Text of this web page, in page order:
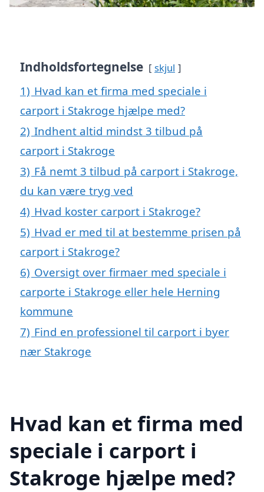
Indholdsfortegnelse skjul
1) Hvad kan et firma med speciale i
carport i Stakroge hjælpe med?
2) Indhent altid mindst 3 tilbud på
carport i Stakroge
3) Få nemt 3 tilbud på carport i Stakroge,
du kan være tryg ved
4) Hvad koster carport i Stakroge?
5) Hvad er med til at bestemme prisen på
carport i Stakroge?
6) Oversigt over firmaer med speciale i
carporte i Stakroge eller hele Herning
kommune
7) Find en professionel til carport i byer
nær Stakroge
Hvad kan et firma med
speciale i carport i
Stakroge hjælpe med?